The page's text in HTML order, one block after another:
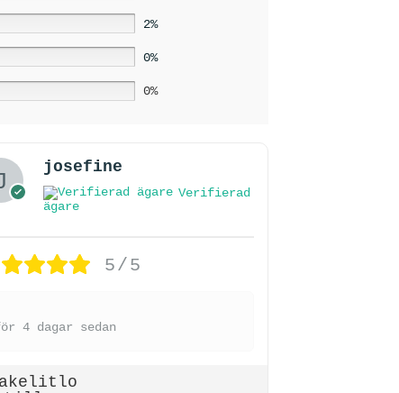
2%
0%
0%
josefine
Verifierad
ägare
5/5
4 dagar sedan